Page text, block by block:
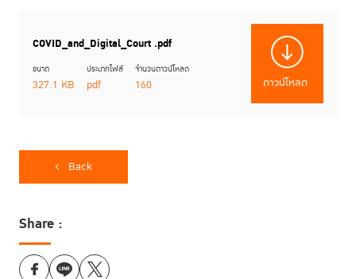
พบว่าการเข้าสู่กระบวนการยุติธรรมทาง
อาญา ไม่ว่าในฝั่งของผู้เสียหายหรือผู้กระทำผิดนั้น มีค่าใช้จ่ายทางตรงที่เกิดขึ้น
แน่นอนในทุกกรณี คือ ค่าเดินทางไปติดต่อหน่วยงานในกระบวนการยุติธรรม
ตั้งแต่การแจ้งความ หรือให้ปากคำแก่เจ้าพนักงานที่สถานีตำรวจ ไปพบ
พนักงานอัยการ ไปขึ้นศาล อีกทั้งยังอาจมีการเดินทางไปขอคำปรึกษาทาง
ร้ายแรงของคดี
กระบวนการยุติธรรมแต่ละครั้ง
COVID_and_Digital_Court .pdf
ขนาด
327.1 KB
ประเภทไฟล์
pdf
จำนวนดาวน์โหลด
160 ดาวน์โหลด
Back
Share :